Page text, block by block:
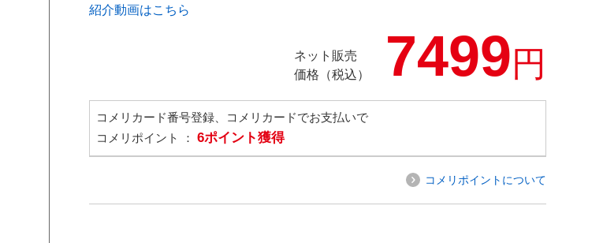
紹介動画はこちら
ネット販売
価格（税込）
7499円
コメリカード番号登録、コメリカードでお支払いで
コメリポイント ： 6ポイント獲得
コメリポイントについて